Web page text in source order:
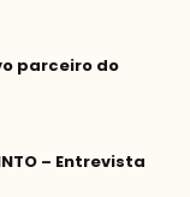
parceiro do
– Entrevista